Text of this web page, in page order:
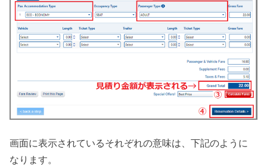
画面に表示されているそれぞれの意味は、下記のように
なります。